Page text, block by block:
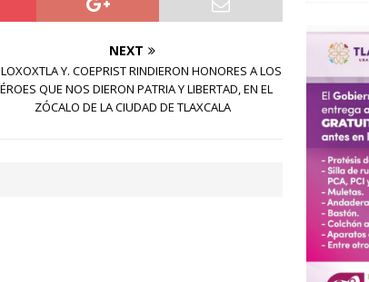
NEXT
Y. COEPRIST RINDIERON HONORES A LOS
QUE NOS DIERON PATRIA Y LIBERTAD, EN EL
ZÓCALO DE LA CIUDAD DE TLAXCALA